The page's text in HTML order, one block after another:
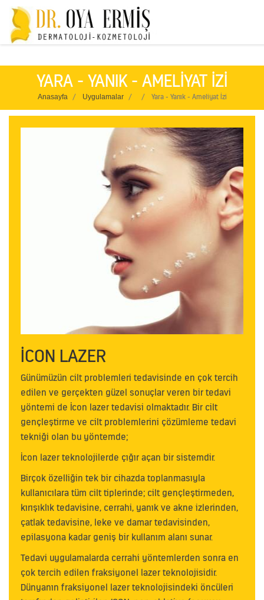
Unique" />
YARA - YANIK - AMELIYAT IZI
Anasayfa Uygulamalar Yara - Yanık - Ameliyat İzi
İCON LAZER
Günümüzün cilt problemleri tedavisinde en çok tercih
edilen ve gerçekten güzel sonuçlar veren bir tedavi
yöntemi de İcon lazer tedavisi olmaktadır. Bir cilt
gençleştirme ve cilt problemlerini çözümleme tedavi
tekniği olan bu yöntemde;
İcon lazer teknolojilerde çığır açan bir sistemdir.
Birçok özelliğin tek bir cihazda toplanmasıyla
kullanıcılara tüm cilt tiplerinde; cilt gençleştirmeden,
kırışıklık tedavisine, cerrahi, yanık ve akne izlerinden,
çatlak tedavisine, leke ve damar tedavisinden,
epilasyona kadar geniş bir kullanım alanı sunar.
Tedavi uygulamalarda cerrahi yöntemlerden sonra en
çok tercih edilen fraksiyonel lazer teknolojisidir.
Dünyanın fraksiyonel lazer teknolojisindeki öncüleri